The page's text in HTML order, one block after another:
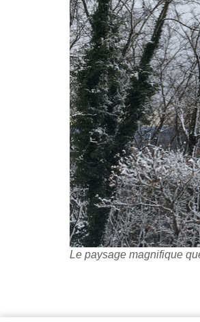
Le paysage magnifique